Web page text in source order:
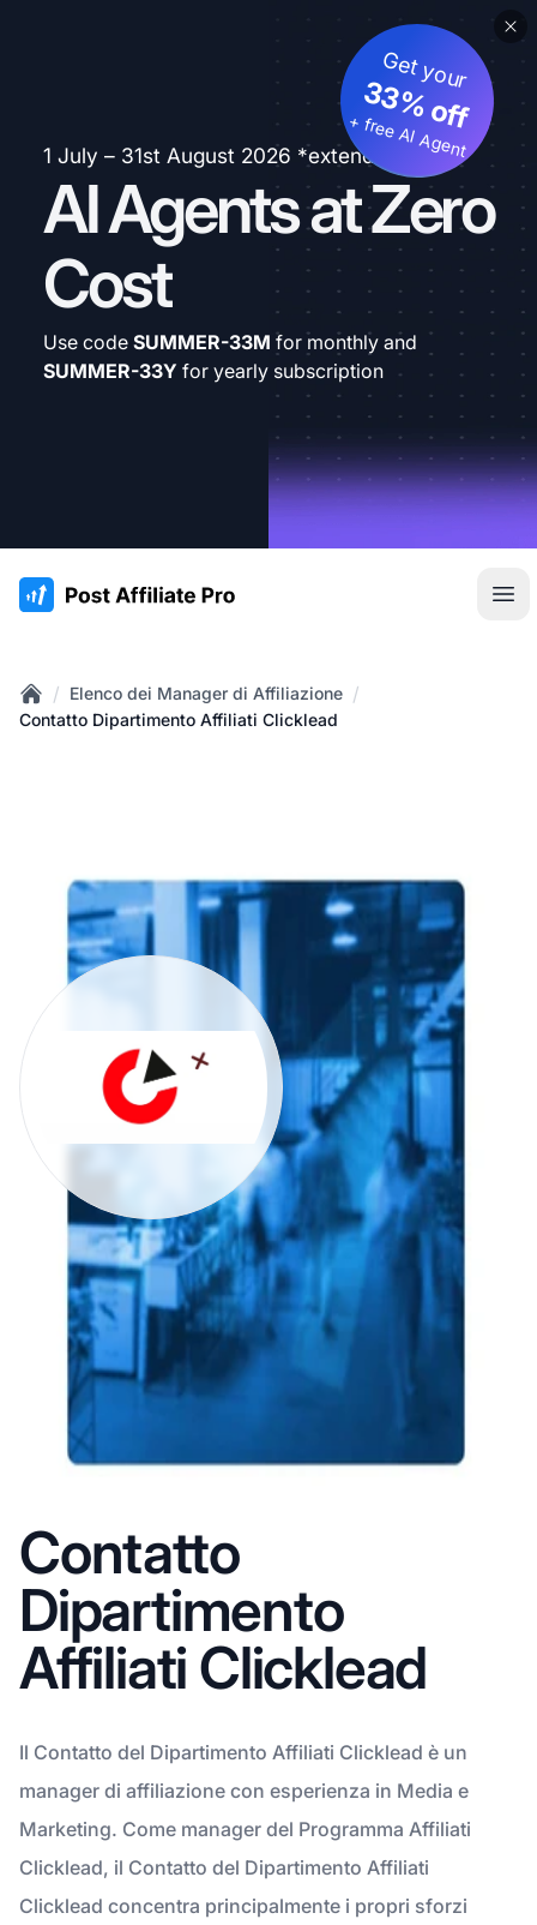
1 July – 31st August 2026 *extended
AI Agents at Zero
Cost
Get your
33% off
+ free AI Agent
Use code SUMMER-33M for monthly and
SUMMER-33Y for yearly subscription
:site.title
Home
/ Elenco dei Manager di Affiliazione /
Contatto Dipartimento Affiliati Clicklead
Contatto
Dipartimento
Affiliati Clicklead
Il Contatto del Dipartimento Affiliati Clicklead è un
manager di affiliazione con esperienza in Media e
Marketing. Come manager del Programma Affiliati
Clicklead, il Contatto del Dipartimento Affiliati
Clicklead concentra principalmente i propri sforzi